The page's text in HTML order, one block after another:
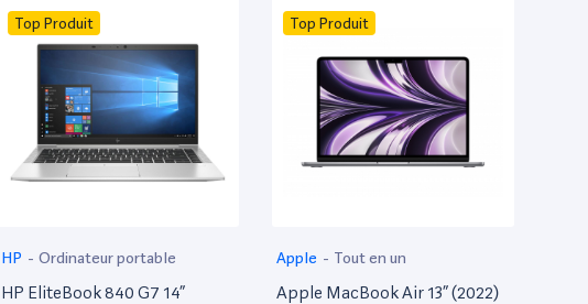
Top Produit
HP - Ordinateur portable
HP EliteBook 840 G7 14”
Top Produit
Apple - Tout en un
Apple MacBook Air 13” (2022)